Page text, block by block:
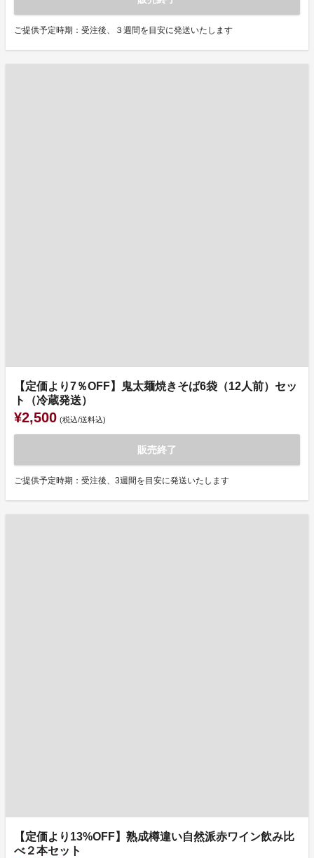
ご提供予定時期：受注後、３週間を目安に発送いたします
【定価より7％OFF】鬼太麺焼きそば6袋（12人前）セッ
ト（冷蔵発送）
¥2,500 (税込/送料込)
販売終了
ご提供予定時期：受注後、3週間を目安に発送いたします
【定価より13%OFF】熟成樽違い自然派赤ワイン飲み比
べ２本セット